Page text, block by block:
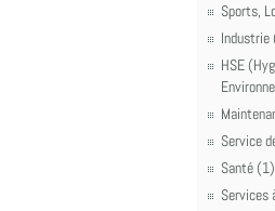
Sports,
Industrie
HSE
Service
Santé (1)
Services